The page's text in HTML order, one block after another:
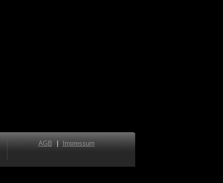
AGB Impressum